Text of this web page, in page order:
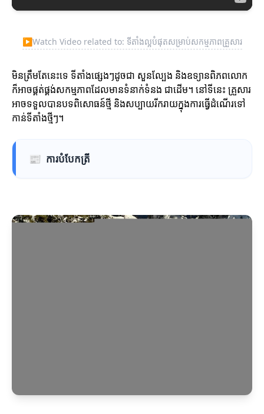
▶Watch Video related to: ទីតាំងល្អបំផុតសម្រាប់សកម្មភាពគ្រួសារ
មិនត្រឹមតែនេះទេ ទីតាំងផ្សេងៗដូចជា សួនល្បែង និងឧទ្យានពិភពលោក
ក៏អាចផ្គត់ផ្គង់សកម្មភាពដែលមានទំនាក់ទំនង ជាដើម។ នៅទីនេះ គ្រួសារ
អាចទទួលបានបទពិសោធន៍ថ្មី និងសប្បាយរីករាយក្នុងការធ្វើដំណើរទៅ
កាន់ទីតាំងថ្មីៗ។
📰 ការបំបែកត្រី